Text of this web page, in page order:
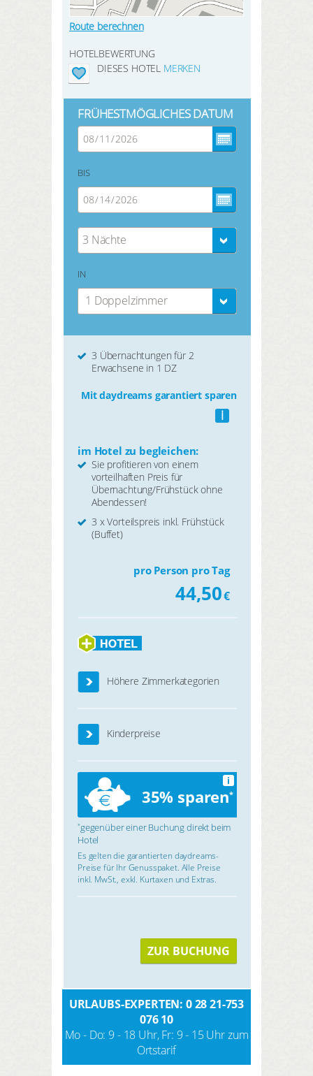
Route berechnen
HOTELBEWERTUNG
DIESES HOTEL MERKEN
FRÜHESTMÖGLICHES DATUM
BIS
3 Nächte
IN
1 Doppelzimmer
3 Übernachtungen für 2
Erwachsene in 1 DZ
Mit daydreams garantiert sparen
i
im Hotel zu begleichen:
Sie profitieren von einem
vorteilhaften Preis für
Übernachtung/Frühstück ohne
Abendessen!
3 x Vorteilspreis inkl. Frühstück
(Buffet)
pro Person pro Tag
44,50€
Höhere Zimmerkategorien
Kinderpreise
35% sparen*
i
*gegenüber einer Buchung direkt beim
Hotel
Es gelten die garantierten daydreams-
Preise für Ihr Genusspaket. Alle Preise
inkl. MwSt., exkl. Kurtaxen und Extras.
ZUR BUCHUNG
URLAUBS-EXPERTEN: 0 28 21-753
076 10
Mo - Do: 9 - 18 Uhr, Fr: 9 - 15 Uhr zum
Ortstarif